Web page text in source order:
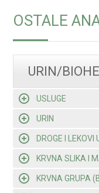
OSTALE
URIN/
USLUGE
URIN
DROGE I LEKOVI
KRVNA SLIKA I
KRVNA GRUPA